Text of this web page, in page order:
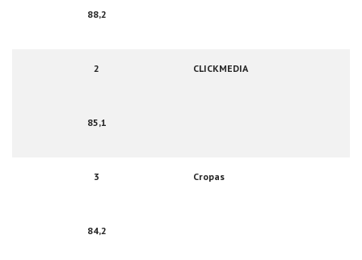
88,2
2 CLICKMEDIA
85,1
3 Cropas
84,2